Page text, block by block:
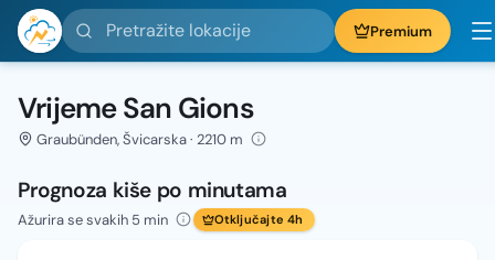
Pretražite lokacije Premium
Vrijeme San Gions
Graubünden, Švicarska · 2210 m
Prognoza kiše po minutama
Ažurira se svakih 5 min Otključajte 4h